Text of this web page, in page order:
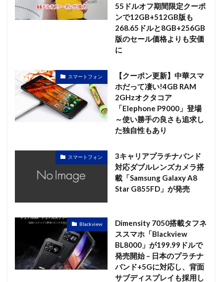
55ドルオフ期間限定クーポ
ンで12GB+512GB版も
268.65ドルと8GB+256GB
版のセール価格よりも安価
に
スマートフォン
【クーポン更新】中華スマ
ホだって凄い!4GB RAM
2GHzオクタコア
「Elephone P9000」登場
～使い勝手の良さも追求し
た独自性もあり
スマートフォン
3キャリアプラチナバンド
対応ダブルレンズカメラ搭
載「Samsung Galaxy A8
Star G855FD」が発売
Blackview
Dimensity 7050搭載タフネ
ススマホ「Blackview
BL8000」が199.99ドルで
発売開始 – 日本のプラチナ
バンド+5Gに対応し、背面
サブディスプレイも採用し